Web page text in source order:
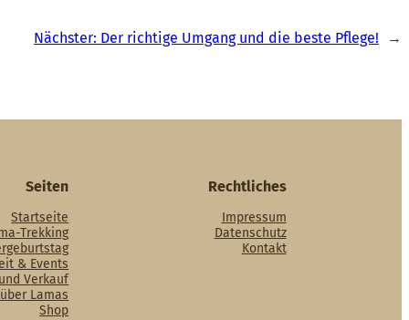
Nächster: Der richtige Umgang und die beste Pflege! →
Seiten
Startseite
Trekking
& Events
Verkauf
Lamas
Shop
Rechtliches
Impressum
Datenschutz
Kontakt